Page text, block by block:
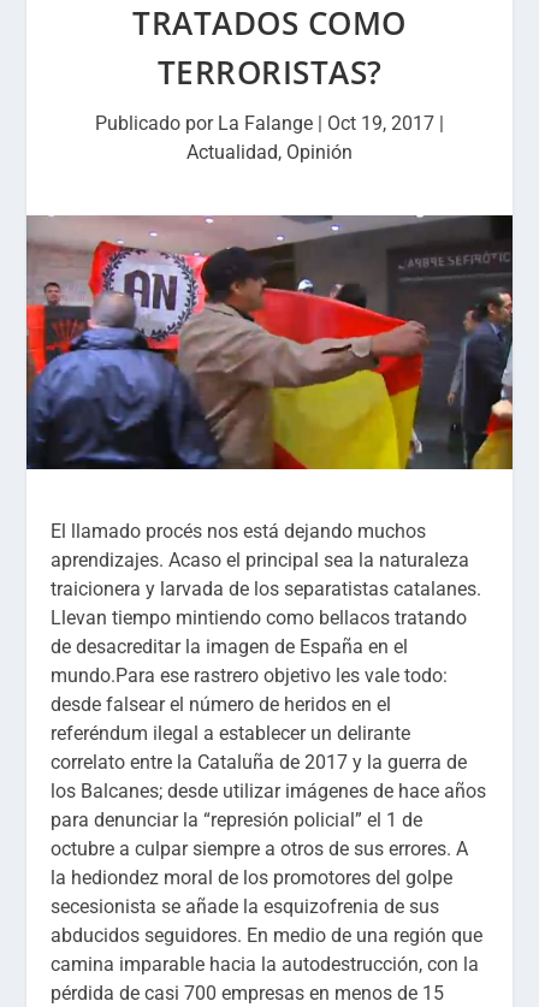
TRATADOS COMO
TERRORISTAS?
Publicado por La Falange | Oct 19, 2017 |
Actualidad, Opinión
El llamado procés nos está dejando muchos
aprendizajes. Acaso el principal sea la naturaleza
traicionera y larvada de los separatistas catalanes.
Llevan tiempo mintiendo como bellacos tratando
de desacreditar la imagen de España en el
mundo.Para ese rastrero objetivo les vale todo:
desde falsear el número de heridos en el
referéndum ilegal a establecer un delirante
correlato entre la Cataluña de 2017 y la guerra de
los Balcanes; desde utilizar imágenes de hace años
para denunciar la “represión policial” el 1 de
octubre a culpar siempre a otros de sus errores. A
la hediondez moral de los promotores del golpe
secesionista se añade la esquizofrenia de sus
abducidos seguidores. En medio de una región que
camina imparable hacia la autodestrucción, con la
pérdida de casi 700 empresas en menos de 15